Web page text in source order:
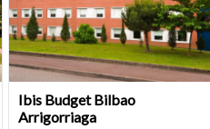
Ibis Budget Bilbao
Arrigorriaga